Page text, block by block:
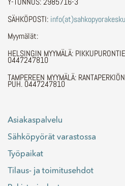
SÄHKÖPOSTI:
Myymälät:
HELSINGIN MYYMÄLÄ:
0447247810
TAMPEREEN MYYMÄLÄ:
PUH. 0447247810
Asiakaspalvelu
Sähköpyörät varastossa
Työpaikat
Tilaus- ja toimitusehdot